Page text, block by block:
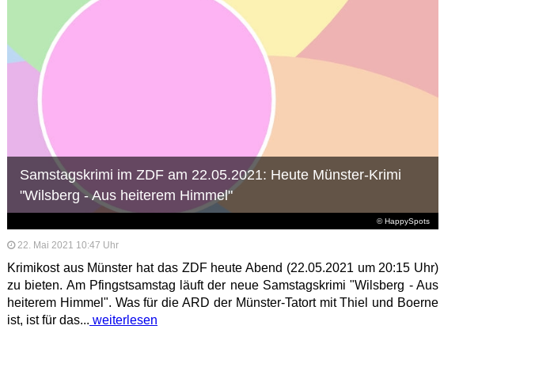
© HappySpots
Samstagskrimi im ZDF am 22.05.2021: Heute Münster-Krimi
"Wilsberg - Aus heiterem Himmel"
22. Mai 2021 10:47 Uhr
Krimikost aus Münster hat das ZDF heute Abend (22.05.2021 um 20:15 Uhr)
zu bieten. Am Pfingstsamstag läuft der neue Samstagskrimi "Wilsberg - Aus
heiterem Himmel". Was für die ARD der Münster-Tatort mit Thiel und Boerne
ist, ist für das... weiterlesen